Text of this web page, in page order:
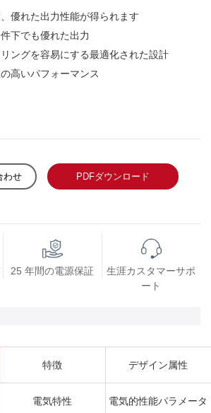
優れた出力性能が得られます
下でも優れた出力
ングを容易にする最適化された設計
高いパフォーマンス
わせ PDFダウンロード
25 年間の電源保証
生涯カスタマーサポ
ート
特徴 デザイン属性
電気特性 電気的性能パラメータ